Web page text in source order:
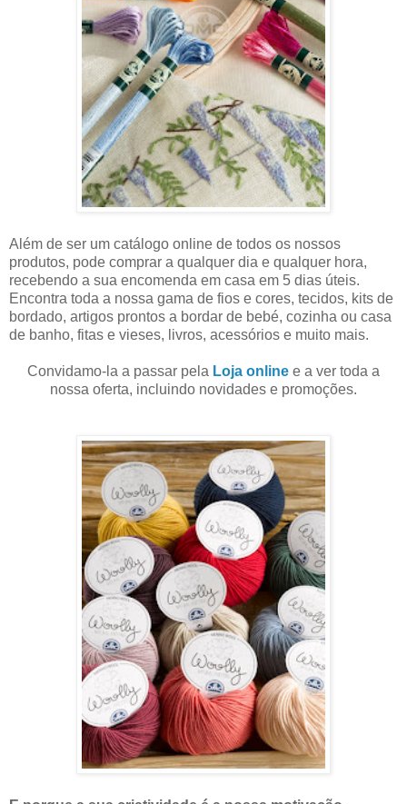
Além de ser um catálogo online de todos os nossos
produtos, pode comprar a qualquer dia e qualquer hora,
recebendo a sua encomenda em casa em 5 dias úteis.
Encontra toda a nossa gama de fios e cores, tecidos, kits de
bordado, artigos prontos a bordar de bebé, cozinha ou casa
de banho, fitas e vieses, livros, acessórios e muito mais.
Convidamo-la a passar pela Loja online e a ver toda a
nossa oferta, incluindo novidades e promoções.